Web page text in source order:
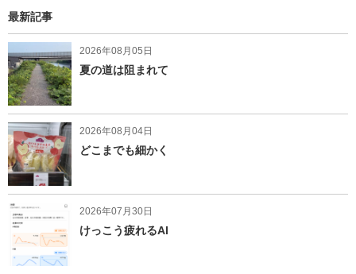
最新記事
2026年08月05日
夏の道は阻まれて
2026年08月04日
どこまでも細かく
2026年07月30日
けっこう疲れるAI